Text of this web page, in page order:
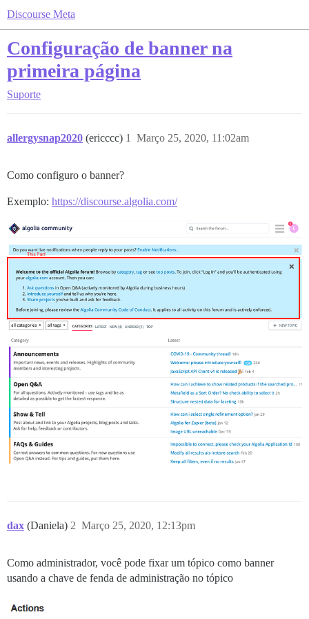
Discourse Meta
Configuração de banner na
primeira página
Suporte
allergysnap2020 (ericccc) Março 25, 2020, 11:02am
1
Como configuro o banner?
Exemplo: https://discourse.algolia.com/
dax (Daniela) Março 25, 2020, 12:13pm
2
Como administrador, você pode fixar um tópico como banner
usando a chave de fenda de administração no tópico